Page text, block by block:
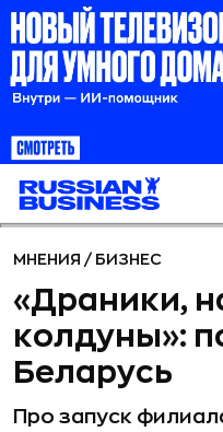
МНЕНИЯ / БИЗНЕС
«Драники,
колдуны»:
Беларусь
Про запуск